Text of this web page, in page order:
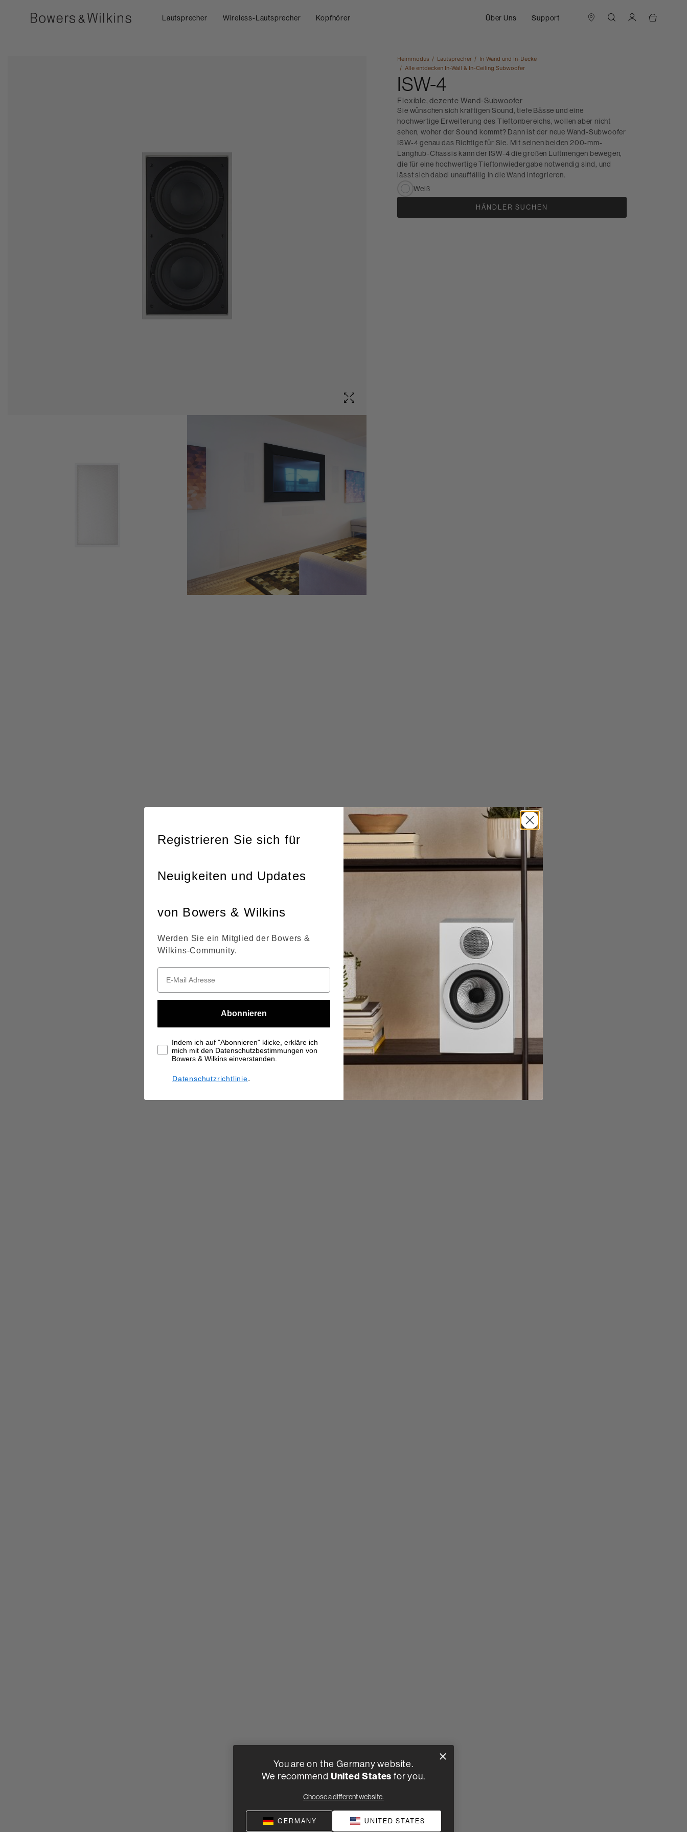
Lautsprecher Wireless-Lautsprecher Kopfhörer Über Uns Support
Heimmodus Lautsprecher
In-Wand und In-Decke
Alle entdecken In-Wall & In-Ceiling Subwoofer
ISW-4
Flexible, dezente Wand-Subwoofer
Sie wünschen sich kräftigen Sound, tiefe Bässe und eine
hochwertige Erweiterung des Tieftonbereichs, wollen aber nicht
sehen, woher der Sound kommt? Dann ist der neue Wand-Subwoofer
ISW-4 genau das Richtige für Sie. Mit seinen beiden 200-mm-
Langhub-Chassis kann der ISW-4 die großen Luftmengen bewegen,
die für eine hochwertige Tieftonwiedergabe notwendig sind, und
lässt sich dabei unauffällig in die Wand integrieren.
Weiß
HÄNDLER SUCHEN
You are on the Germany website.
We recommend United States for you.
Choose a different website.
GERMANY UNITED STATES
Registrieren Sie sich für
Neuigkeiten und Updates
von Bowers & Wilkins
Werden Sie ein Mitglied der Bowers &
Wilkins-Community.
Abonnieren
Indem ich auf "Abonnieren" klicke, erkläre ich
mich mit den Datenschutzbestimmungen von
Bowers & Wilkins einverstanden.
Datenschutzrichtlinie.